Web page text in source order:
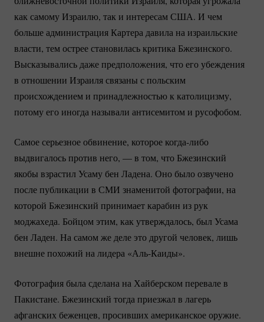
как самому Израилю, так и интересам США. И чем
больше администрация Картера давила на израильские
власти, тем острее становилась критика Бжезинского.
Высказывались даже предположения, что его убеждения
в отношении Израиля связаны с польским
происхождением и принадлежностью к католицизму,
потому его иногда называли антисемитом и русофобом.
Самое серьезное обвинение, котороекогда-либо
выдвигалось против него, — в том, что Бжезинский
якобы взрастил Усаму бен Ладена. Оно было озвучено
после публикации в СМИ знаменитой фотографии, на
которой Бжезинский принимает карабин из рук
моджахеда. Бойцом этим, как утверждалось, был Усама
бен Ладен. На самом же деле это другой человек, лишь
внешне похожий на лидера «Аль-Каиды».
Фотография была сделана на Хайберском перевале в
Пакистане. Бжезинский тогда приезжал в лагерь
афганских беженцев, просивших американское оружие.